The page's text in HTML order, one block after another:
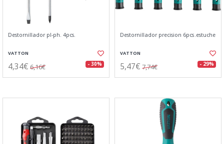
Destornillador pl-ph. 4pcs.
VATTON
4,34€ 6,16€ - 30%
Destornillador precision 6pcs.estuche
VATTON
5,47€ 7,74€ - 29%